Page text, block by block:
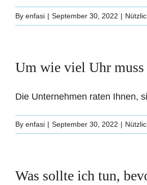
By enfasi | September 30, 2022 |
Um wie viel Uhr
Die Unternehmen raten Ihnen,
By enfasi | September 30, 2022 |
Was sollte ich tun,